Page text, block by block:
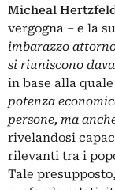
Micheal
vergogna – e la
imbarazzo
si riuniscono
in base alla quale
potenza
persone, ma
rivelandosi
rilevanti tra i
Tale